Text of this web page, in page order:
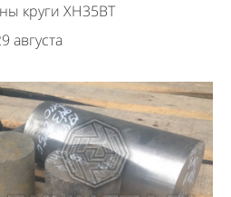
круги ХН35ВТ
августа